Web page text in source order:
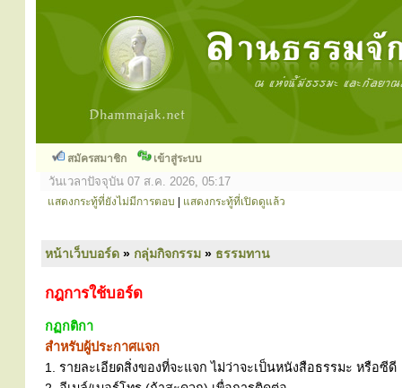
สมัครสมาชิก เข้าสู่ระบบ
วันเวลาปัจจุบัน 07 ส.ค. 2026, 05:17
แสดงกระทู้ที่ยังไม่มีการตอบ แสดงกระทู้ที่เปิดดูแล้ว
หน้าเว็บบอร์ด » กลุ่มกิจกรรม » ธรรมทาน
กฎการใช้บอร์ด
กฏกติกา
สำหรับผู้ประกาศแจก
1. รายละเอียดสิ่งของที่จะแจก ไม่ว่าจะเป็นหนังสือธรรมะ หรือซีดี